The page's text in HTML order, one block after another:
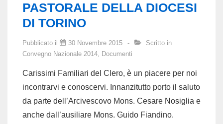
PASTORALE DELLA DIOCESI
DI TORINO
Pubblicato il 30 Novembre 2015
Scritto in
Convegno Nazionale 2014, Documenti
Carissimi Familiari del Clero, è un piacere per noi
incontrarvi e conoscervi. Innanzitutto porto il saluto
da parte dell’Arcivescovo Mons. Cesare Nosiglia e
anche dall’ausiliare Mons. Guido Fiandino.